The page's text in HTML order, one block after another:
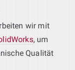
wir mit
, um
Qualität